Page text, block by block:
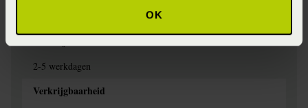
OK
2-5 werkdagen
Verkrijgbaarheid